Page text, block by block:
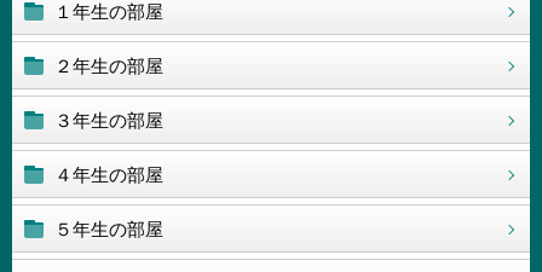
１年生の部屋
２年生の部屋
３年生の部屋
４年生の部屋
５年生の部屋